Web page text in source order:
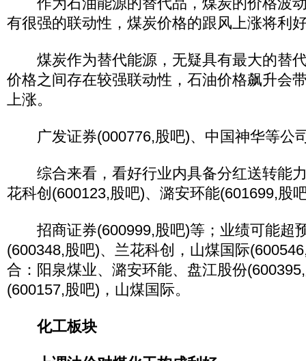
有很强的联动性，煤炭价格的跟风上涨将利
煤炭作为替代能源，无疑具有最大的替
价格之间存在较强联动性，石油价格飙升会
上涨。
广发证券(000776,股吧)、中国神华等公
综合来看，看好行业内具备分红送转能
花科创(600123,股吧)、潞安环能(601699,股
招商证券(600999,股吧)等；业绩可能超
(600348,股吧)、兰花科创，山煤国际
合：阳泉煤业、潞安环能、盘江股份
(600157,股吧)，山煤国际。
化工板块